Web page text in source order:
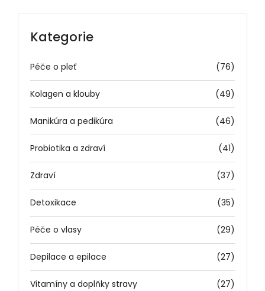
Kategorie
Péče o pleť (76)
Kolagen a klouby (49)
Manikúra a pedikúra (46)
Probiotika a zdraví (41)
Zdraví (37)
Detoxikace (35)
Péče o vlasy (29)
Depilace a epilace (27)
Vitamíny a doplňky stravy (27)